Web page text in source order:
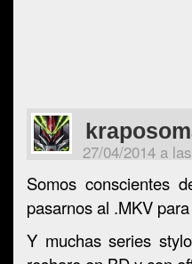
27/04/2014 a
Somos conscientes
pasarnos al .MKV
Y muchas series